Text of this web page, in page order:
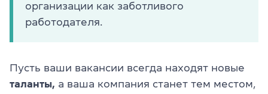
организации как заботливого
работодателя.
Пусть ваши вакансии всегда находят новые
таланты, а ваша компания станет тем местом,